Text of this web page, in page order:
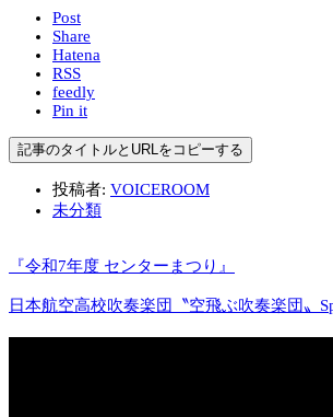
Post
Share
Hatena
RSS
feedly
Pin it
記事のタイトルとURLをコピーする
投稿者: VOICEROOM
未分類
『令和7年度 センターまつり』
日本航空高校吹奏楽団〝空飛ぶ吹奏楽団〟